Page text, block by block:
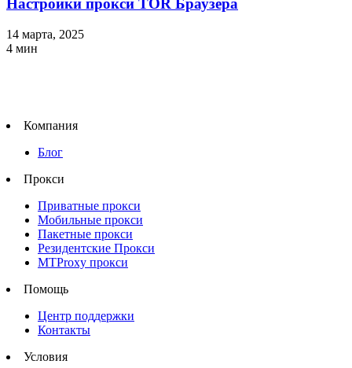
Настройки прокси TOR Браузера
14 марта, 2025
4 мин
Компания
Блог
Прокси
Приватные прокси
Мобильные прокси
Пакетные прокси
Резидентские Прокси
MTProxy прокси
Помощь
Центр поддержки
Контакты
Условия